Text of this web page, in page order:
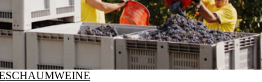
SCHAUMWEINE